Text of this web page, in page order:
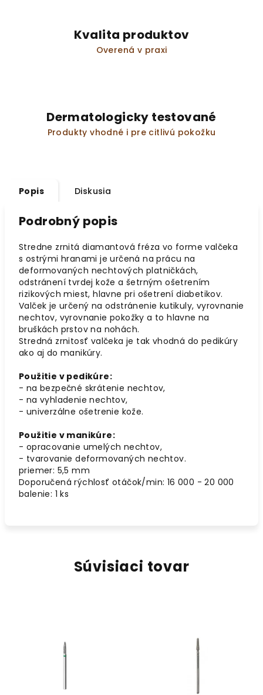
Kvalita produktov
Overená v praxi
Dermatologicky testované
Produkty vhodné i pre citlivú pokožku
Popis Diskusia
Podrobný popis
Stredne zrnitá diamantová fréza vo forme valčeka
s ostrými hranami je určená na prácu na
deformovaných nechtových platničkách,
odstránení tvrdej kože a šetrným ošetrením
rizikových miest, hlavne pri ošetrení diabetikov.
Valček je určený na odstránenie kutikuly, vyrovnanie
nechtov, vyrovnanie pokožky a to hlavne na
bruškách prstov na nohách.
Stredná zrnitosť valčeka je tak vhodná do pedikúry
ako aj do manikúry.
Použitie v pedikúre:
- na bezpečné skrátenie nechtov,
- na vyhladenie nechtov,
- univerzálne ošetrenie kože.
Použitie v manikúre:
- opracovanie umelých nechtov,
- tvarovanie deformovaných nechtov.
priemer: 5,5 mm
Doporučená rýchlosť otáčok/min: 16 000 - 20 000
balenie: 1 ks
Súvisiaci tovar